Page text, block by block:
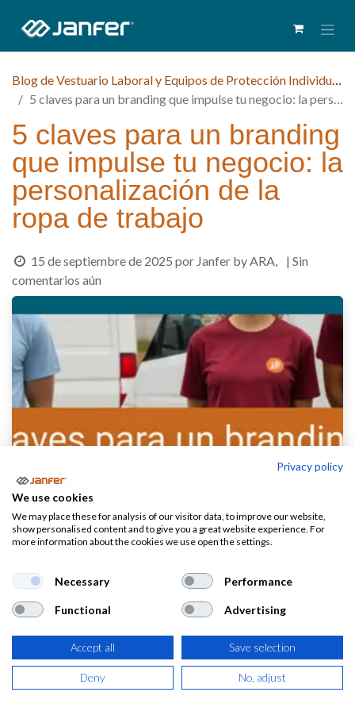
Blog de Vestuario Laboral y Equipos de Protección Individual (EPI)
5 claves para un branding que impulse tu negocio: la personalización de la ropa de trabajo
5 claves para un branding
que impulse tu negocio: la
personalización de la
ropa de trabajo
15 de septiembre de 2025 por Janfer by ARA,
| Sin
comentarios aún
En el competitivo panorama empresarial actual el
requisito funcional, se ha transformado en una de las
herramientas de marketing más dinámicas y rentables.
La personalización de la ropa de trabajo convierte
Privacy policy
We use cookies
We may place these for analysis of our visitor data, to improve our website,
show personalised content and to give you a great website experience. For
more information about the cookies we use open the settings.
Necessary Performance
Functional Advertising
Accept all Save selection
Deny No, adjust